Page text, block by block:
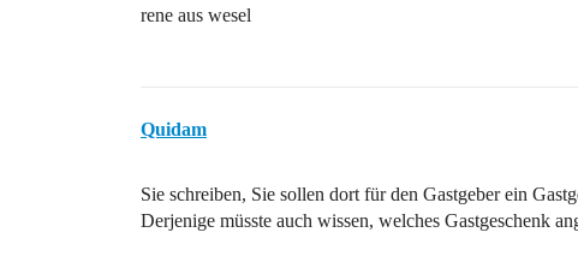
rene aus wesel
Quidam
Sie schreiben, Sie sollen dort für den Gastgeber ein
Derjenige müsste auch wissen, welches Gastgeschenk